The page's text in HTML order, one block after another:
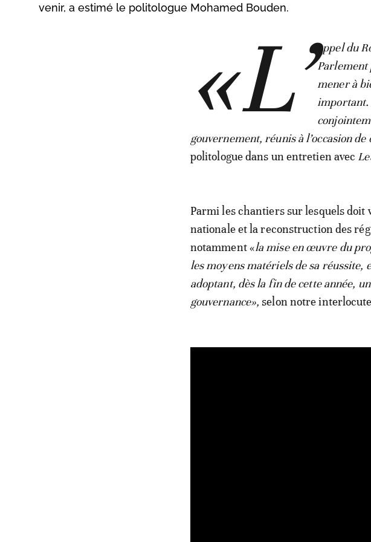
venir, a estimé le politologue Mohamed Bouden.
«L’ appel du
Parlement
mener à
important.
gouvernement, réunis à l’occasion
politologue dans un entretien avec
Parmi les chantiers sur lesquels doit
nationale et la reconstruction des
notamment «la mise en œuvre du
les moyens matériels de sa réussite,
adoptant, dès la fin de cette année,
gouvernance», selon notre